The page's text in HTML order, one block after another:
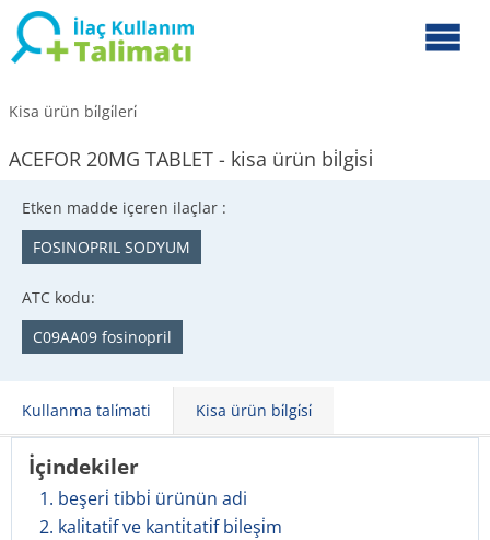
Kisa ürün bi̇lgi̇leri̇
ACEFOR 20MG TABLET - kisa ürün bi̇lgi̇si̇
Etken madde içeren ilaçlar :
FOSINOPRIL SODYUM
ATC kodu:
C09AA09 fosinopril
Kullanma tali̇mati Kisa ürün bi̇lgi̇si̇
İçindekiler
1. beşeri̇ tibbi̇ ürünün adi
2. kali̇tati̇f ve kanti̇tati̇f bi̇leşi̇m